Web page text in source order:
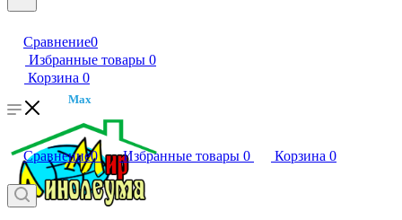
Сравнение0
Избранные товары 0
Корзина 0
Max
Сравнение0 Избранные товары 0 Корзина 0